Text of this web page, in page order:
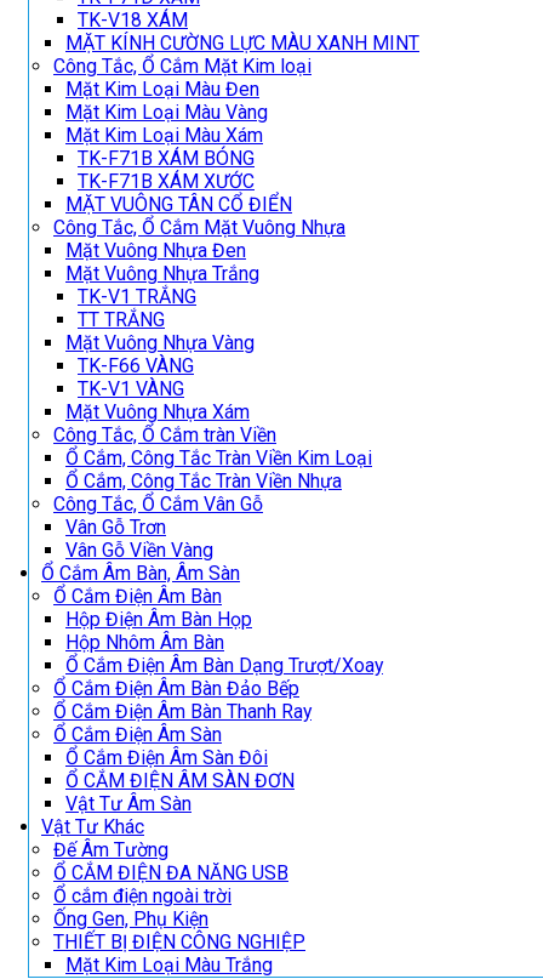
TK-V18 XÁM
MẶT KÍNH CƯỜNG LỰC MÀU XANH MINT
Công Tắc, Ổ Cắm Mặt Kim loại
Mặt Kim Loại Màu Đen
Mặt Kim Loại Màu Vàng
Mặt Kim Loại Màu Xám
TK-F71B XÁM BÓNG
TK-F71B XÁM XƯỚC
MẶT VUÔNG TÂN CỔ ĐIỂN
Công Tắc, Ổ Cắm Mặt Vuông Nhựa
Mặt Vuông Nhựa Đen
Mặt Vuông Nhựa Trắng
TK-V1 TRẮNG
TT TRẮNG
Mặt Vuông Nhựa Vàng
TK-F66 VÀNG
TK-V1 VÀNG
Mặt Vuông Nhựa Xám
Công Tắc, Ổ Cắm tràn Viền
Ổ Cắm, Công Tắc Tràn Viền Kim Loại
Ổ Cắm, Công Tắc Tràn Viền Nhựa
Công Tắc, Ổ Cắm Vân Gỗ
Vân Gỗ Trơn
Vân Gỗ Viền Vàng
Ổ Cắm Âm Bàn, Âm Sàn
Ổ Cắm Điện Âm Bàn
Hộp Điện Âm Bàn Họp
Hộp Nhôm Âm Bàn
Ổ Cắm Điện Âm Bàn Dạng Trượt/Xoay
Ổ Cắm Điện Âm Bàn Đảo Bếp
Ổ Cắm Điện Âm Bàn Thanh Ray
Ổ Cắm Điện Âm Sàn
Ổ Cắm Điện Âm Sàn Đôi
Ổ CẮM ĐIỆN ÂM SÀN ĐƠN
Vật Tư Âm Sàn
Vật Tư Khác
Đế Âm Tường
Ổ CẮM ĐIỆN ĐA NĂNG USB
Ổ cắm điện ngoài trời
Ống Gen, Phụ Kiện
THIẾT BỊ ĐIỆN CÔNG NGHIỆP
Mặt Kim Loại Màu Trắng